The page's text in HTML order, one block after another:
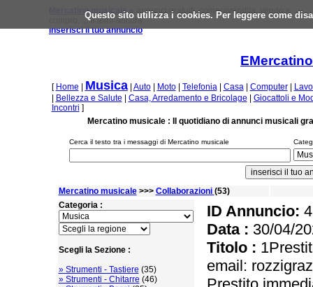
Questo sito utilizza i cookies. Per leggere come
Mercatino musicale » annunci gratuiti, compravendita, vendo e
compro, ... e altro ancora
inserisci il tuo annuncio
[ Home Musica| Auto| Moto| Telefonia| Casa| Computer|
Bellezza e Salute Casa, Arredamento e Bricolage
Giocattoli e
Incontri ]
Mercatino musicale : Il quotidiano di annunci musicali
Cerca il testo tra i messaggi di Mercatino musicale
Mercatino musicale>>> Collaborazioni (53)
Categoria :
Scegli la Sezione :
» Strumenti - Tastiere (35)
» Strumenti - Chitarre (46)
ID Annuncio:
Data : 30/04/
Titolo :
email: